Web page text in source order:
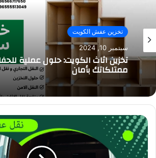
تخزين عفش الكويت
سبتمبر 10, 2024
تخزين اثاث الكويت: حلول عملية
ممتلكاتك بأمان